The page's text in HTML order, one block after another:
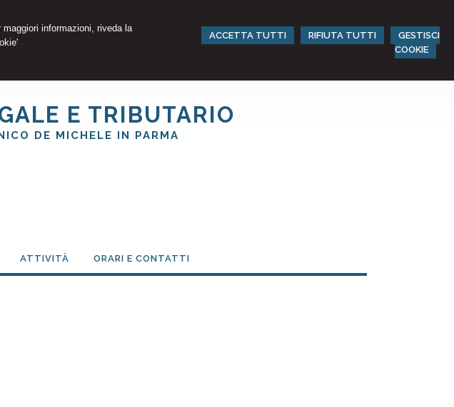
informazioni, riveda la
ACCETTA TUTTI RIFIUTA TUTTI
GESTISCI
COOKIE
E TRIBUTARIO
DE MICHELE IN PARMA
ATTIVITÀ ORARI E CONTATTI